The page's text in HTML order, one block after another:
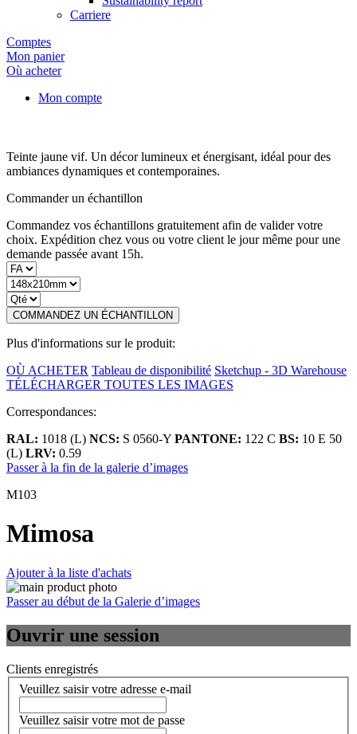
Carriere
Comptes
Mon panier
Où acheter
Mon compte
Teinte jaune vif. Un décor lumineux et énergisant, idéal pour des
ambiances dynamiques et contemporaines.
Commander un échantillon
Commandez vos échantillons gratuitement afin de valider votre
choix. Expédition chez vous ou votre client le jour même pour une
demande passée avant 15h.
COMMANDEZ UN ÉCHANTILLON
Plus d'informations sur le produit:
OÙ ACHETER Tableau de disponibilité Sketchup - 3D Warehouse
TÉLÉCHARGER TOUTES LES IMAGES
Correspondances:
RAL: 1018 (L) NCS: S 0560-Y PANTONE: 122 C BS: 10 E 50
(L) LRV: 0.59
Passer à la fin de la galerie d’images
M103
Mimosa
Ajouter à la liste d'achats
Passer au début de la Galerie d’images
Ouvrir une session
Clients enregistrés
Veuillez saisir votre adresse e-mail
Veuillez saisir votre mot de passe